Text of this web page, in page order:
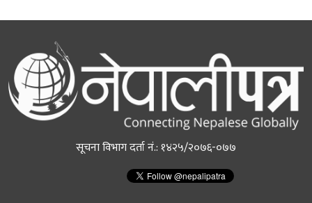
सूचना विभाग दर्ता नं.: १४२५/२०७६-०७७